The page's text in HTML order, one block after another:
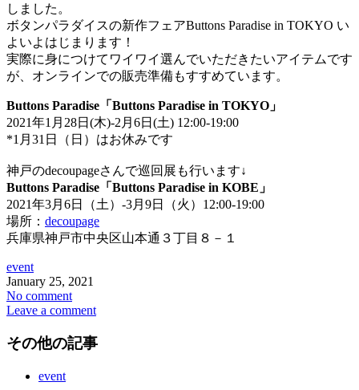
しました。
ボタンパラダイスの新作フェアButtons Paradise in TOKYO い
よいよはじまります！
実際に身につけてワイワイ選んでいただきたいアイテムです
が、オンラインでの販売準備もすすめています。
Buttons Paradise「Buttons Paradise in TOKYO」
2021年1月28日(木)-2月6日(土) 12:00-19:00
*1月31日（日）はお休みです
神戸のdecoupageさんで巡回展も行います↓
Buttons Paradise「Buttons Paradise in KOBE」
2021年3月6日（土）-3月9日（火）12:00-19:00
場所： decoupage
兵庫県神戸市中央区山本通３丁目８－１
event
January 25, 2021
No comment
Leave a comment
その他の記事
event